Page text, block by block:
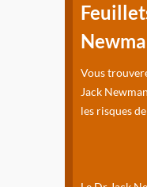
Vous
Jack
les risques